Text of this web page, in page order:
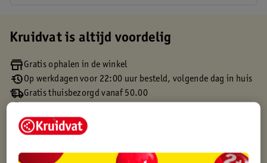
Kruidvat is altijd voordelig
Gratis ophalen in de winkel
Op werkdagen voor 22:00 uur besteld, volgende dag in huis
Gratis thuisbezorgd vanaf 50.00
Gratis punten met je Kruidvat kaart